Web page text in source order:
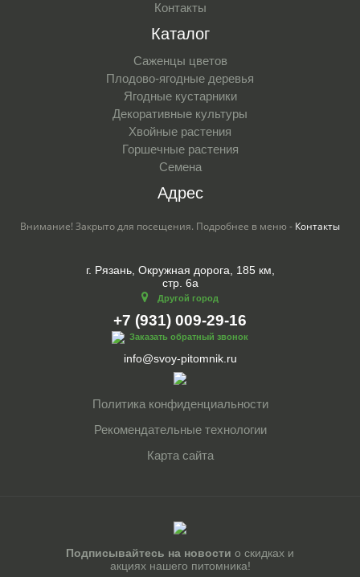
Контакты
Каталог
Саженцы цветов
Плодово-ягодные деревья
Ягодные кустарники
Декоративные культуры
Хвойные растения
Горшечные растения
Семена
Адрес
Внимание! Закрыто для посещения. Подробнее в меню - Контакты
г. Рязань, Окружная дорога, 185 км,
стр. 6а
Другой город
+7 (931) 009-29-16
Заказать обратный звонок
info@svoy-pitomnik.ru
Политика конфиденциальности
Рекомендательные технологии
Карта сайта
Подписывайтесь на новости о скидках и
акциях нашего питомника!